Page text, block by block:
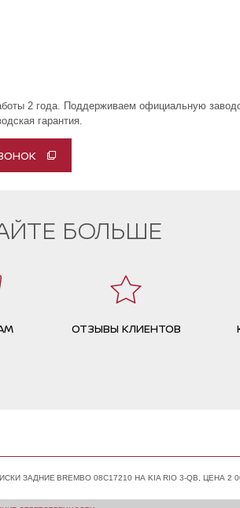
2 года. Поддерживаем официальную
гарантия.
БОЛЬШЕ
ОТЗЫВЫ КЛИЕНТОВ
ЗАДНИЕ BREMBO 08C17210 НА KIA RIO 3-QB, ЦЕНА 2